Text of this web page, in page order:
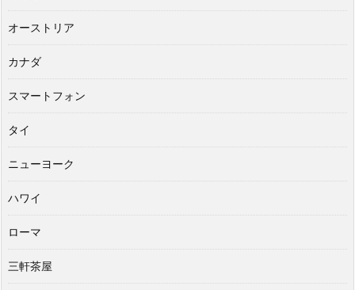
オーストリア
カナダ
スマートフォン
タイ
ニューヨーク
ハワイ
ローマ
三軒茶屋